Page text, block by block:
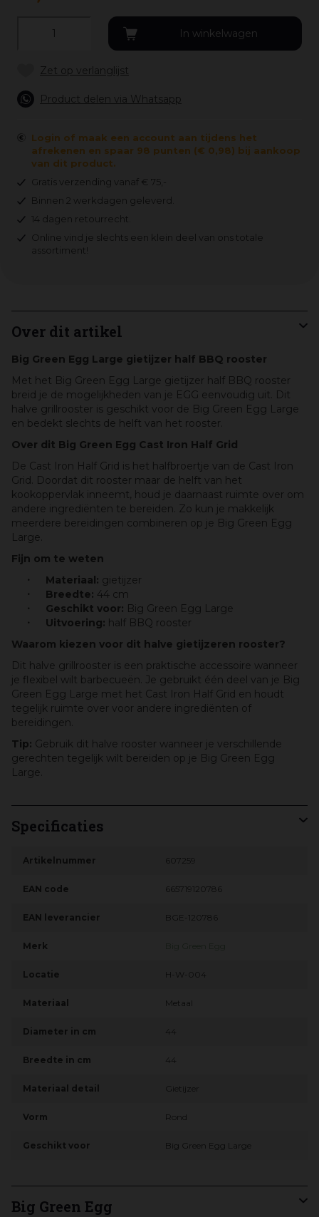
Product delen via Whatsapp
Login of maak een account aan tijdens het
afrekenen en spaar 98 punten (€ 0,98) bij aankoop
van dit product.
Gratis verzending vanaf € 75,-
Binnen 2 werkdagen geleverd.
14 dagen retourrecht.
Online vind je slechts een klein deel van ons totale
assortiment!
Over dit artikel
Big Green Egg Large gietijzer half BBQ rooster
Met het Big Green Egg Large gietijzer half BBQ rooster
breid je de mogelijkheden van je EGG eenvoudig uit. Dit
halve grillrooster is geschikt voor de Big Green Egg Large
en bedekt slechts de helft van het rooster.
Over dit Big Green Egg Cast Iron Half Grid
De Cast Iron Half Grid is het halfbroertje van de Cast Iron
Grid. Doordat dit rooster maar de helft van het
kookoppervlak inneemt, houd je daarnaast ruimte over om
andere ingrediënten te bereiden. Zo kun je makkelijk
meerdere bereidingen combineren op je Big Green Egg
Large.
Fijn om te weten
Materiaal: gietijzer
Breedte: 44 cm
Geschikt voor: Big Green Egg Large
Uitvoering: half BBQ rooster
Waarom kiezen voor dit halve gietijzeren rooster?
Dit halve grillrooster is een praktische accessoire wanneer
je flexibel wilt barbecueën. Je gebruikt één deel van je Big
Green Egg Large met het Cast Iron Half Grid en houdt
tegelijk ruimte over voor andere ingrediënten of
bereidingen.
Tip: Gebruik dit halve rooster wanneer je verschillende
gerechten tegelijk wilt bereiden op je Big Green Egg
Large.
Specificaties
Artikelnummer 607259
EAN code 665719120786
EAN leverancier BGE-120786
Merk
Locatie H-W-004
Materiaal Metaal
Diameter in cm 44
Breedte in cm 44
Materiaal detail Gietijzer
Vorm Rond
Geschikt voor Big Green Egg Large
Big Green Egg